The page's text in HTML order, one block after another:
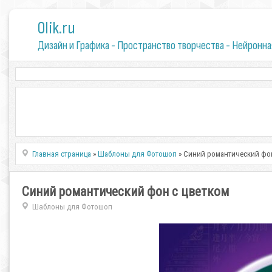
0lik.ru
Дизайн и Графика - Пространство творчества -
Главная страница »Шаблоны для Фотошоп » Синий романтический
Синий романтический фон с цветком
Шаблоны для Фотошоп